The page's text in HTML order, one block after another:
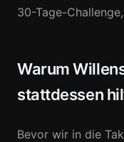
30-Tage-
Warum
stattdessen
Bevor wir in die